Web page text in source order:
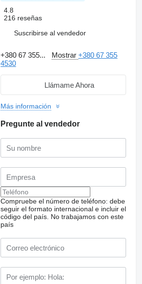
4.8
216 reseñas
Suscribirse al vendedor
+380 67 355... Mostrar+380 67 355
4530
Llámame Ahora
Más información
Pregunte al vendedor
Compruebe el número de teléfono: debe
seguir el formato internacional e incluir el
código del país. No trabajamos con este
país